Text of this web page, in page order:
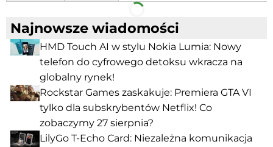
Najnowsze wiadomości
HMD Touch AI w stylu Nokia Lumia: Nowy
telefon do cyfrowego detoksu wkracza na
globalny rynek!
Rockstar Games zaskakuje: Premiera GTA VI
tylko dla subskrybentów Netflix! Co
zobaczymy 27 sierpnia?
LilyGo T-Echo Card: Niezależna komunikacja